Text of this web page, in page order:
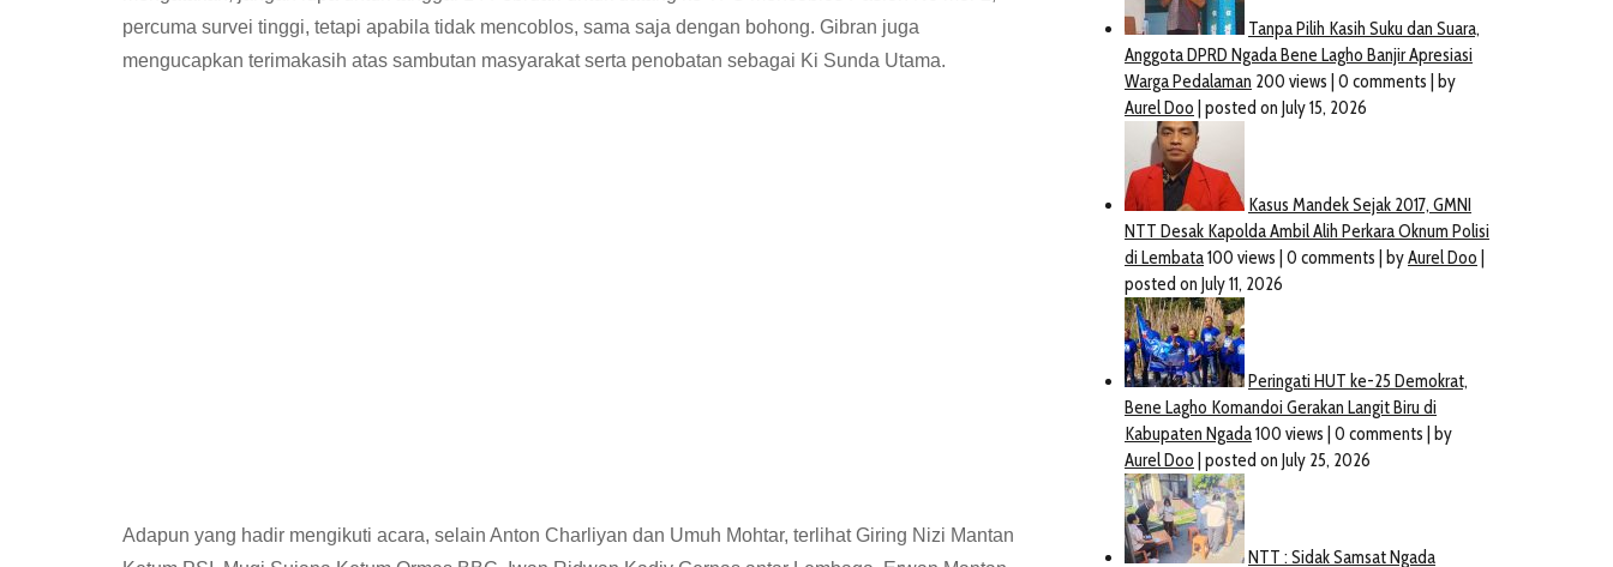
percuma survei tinggi, tetapi apabila tidak mencoblos, sama saja dengan bohong. Gibran juga
mengucapkan terimakasih atas sambutan masyarakat serta penobatan sebagai Ki Sunda Utama.
Adapun yang hadir mengikuti acara, selain Anton Charliyan dan Umuh Mohtar, terlihat Giring Nizi Mantan